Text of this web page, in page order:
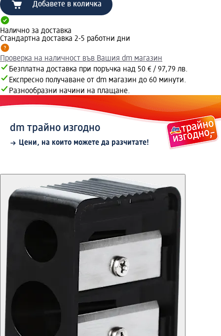
Добавете в количка
Налично за доставка
Стандартна доставка 2-5 работни дни
Проверка на наличност във Вашия dm магазин
Безплатна доставка при поръчка над 50 € / 97,79 лв.
Експресно получаване от dm магазин до 60 минути.
Разнообразни начини на плащане.
dm трайно изгодно
Цени, на които можете да разчитате!